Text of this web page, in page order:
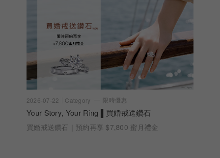
2026-07-22 Category 限時優惠
Your Story, Your Ring ▌買婚戒送鑽石
買婚戒送鑽石｜預約再享 $7,800 蜜月禮金